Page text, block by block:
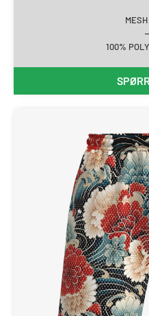
100%